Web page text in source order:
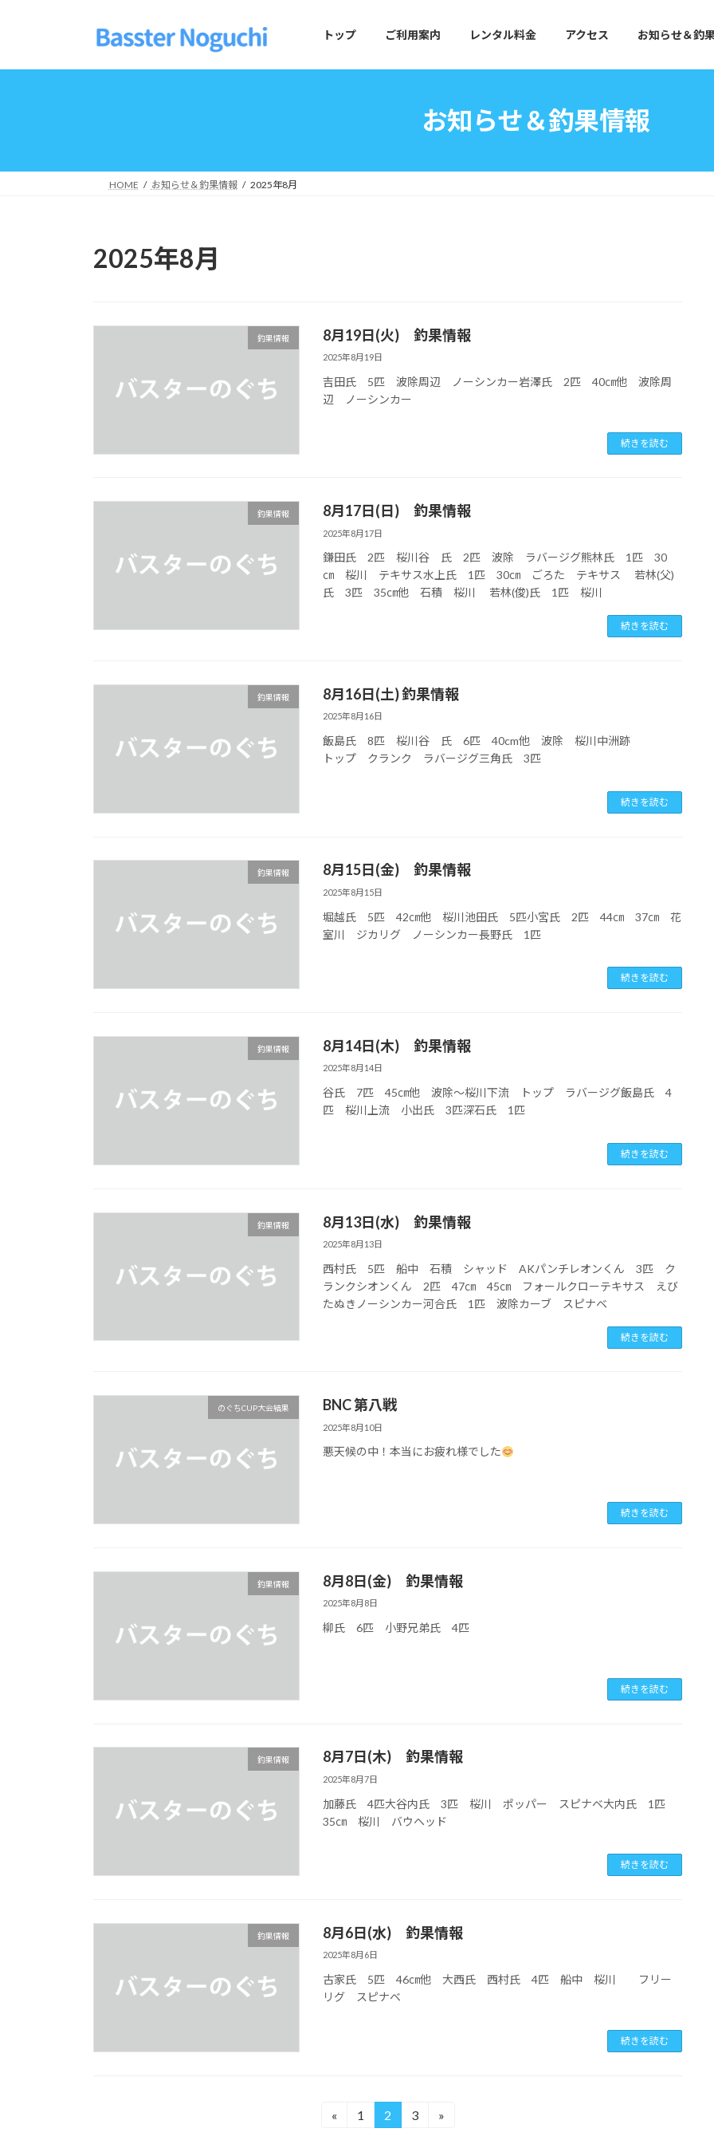
ン
ー
トップ ご利用案内 レンタル料金 アクセス お知らせ＆釣
お知らせ＆釣果情報
HOME お知らせ＆釣果情報 2025年8月
2025年8月
釣果情報 8月19日(火) 釣果情報
2025年8月19日
吉田氏 5匹 波除周辺 ノーシンカー岩澤氏 2匹 40㎝他 波除周
辺 ノーシンカー
続きを読む
釣果情報 8月17日(日) 釣果情報
2025年8月17日
鎌田氏 2匹 桜川谷 氏 2匹 波除 ラバージグ熊林氏 1匹 30
㎝ 桜川 テキサス水上氏 1匹 30㎝ ごろた テキサス 若林(父)
氏 3匹 35㎝他 石積 桜川 若林(俊)氏 1匹 桜川
続きを読む
釣果情報 8月16日(土) 釣果情報
2025年8月16日
飯島氏 8匹 桜川谷 氏 6匹 40cm他 波除 桜川中洲跡
トップ クランク ラバージグ三角氏 3匹
続きを読む
釣果情報 8月15日(金) 釣果情報
2025年8月15日
堀越氏 5匹 42㎝他 桜川池田氏 5匹小宮氏 2匹 44㎝ 37㎝ 花
室川 ジカリグ ノーシンカー長野氏 1匹
続きを読む
釣果情報 8月14日(木) 釣果情報
2025年8月14日
谷氏 7匹 45㎝他 波除～桜川下流 トップ ラバージグ飯島氏 4
匹 桜川上流 小出氏 3匹深石氏 1匹
続きを読む
釣果情報 8月13日(水) 釣果情報
2025年8月13日
西村氏 5匹 船中 石積 シャッド AKパンチレオンくん 3匹 ク
ランクシオンくん 2匹 47㎝ 45㎝ フォールクローテキサス えび
たぬきノーシンカー河合氏 1匹 波除カーブ スピナベ
続きを読む
のぐちCUP大会結果 BNC 第八戦
2025年8月10日
悪天候の中！本当にお疲れ様でした
続きを読む
釣果情報 8月8日(金) 釣果情報
2025年8月8日
柳氏 6匹 小野兄弟氏 4匹
続きを読む
釣果情報 8月7日(木) 釣果情報
2025年8月7日
加藤氏 4匹大谷内氏 3匹 桜川 ポッパー スピナベ大内氏 1匹
35㎝ 桜川 バウヘッド
続きを読む
釣果情報 8月6日(水) 釣果情報
2025年8月6日
古家氏 5匹 46㎝他 大西氏 西村氏 4匹 船中 桜川 フリー
リグ スピナベ
続きを読む
«
固
1
固
2
固
3 »